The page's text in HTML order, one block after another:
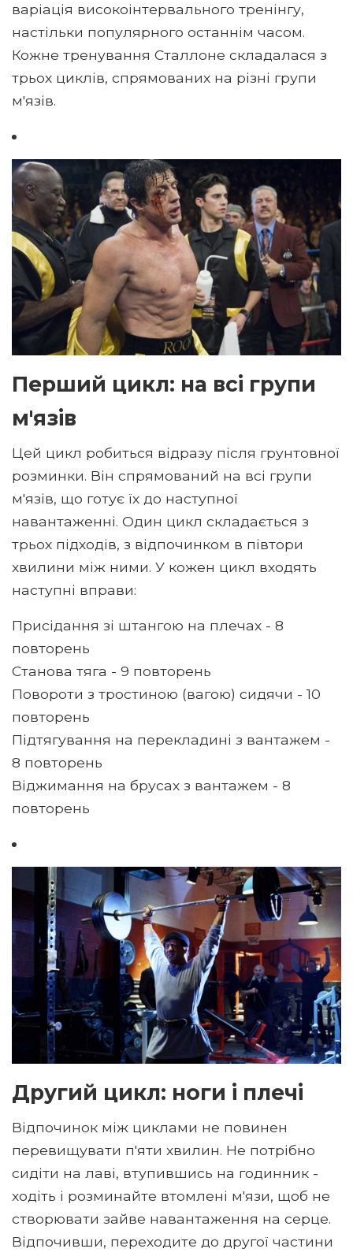
варіація високоінтервального тренінгу,
настільки популярного останнім часом.
Кожне тренування Сталлоне складалася з
трьох циклів, спрямованих на різні групи
м'язів.
Перший цикл: на всі групи
м'язів
Цей цикл робиться відразу після грунтовної
розминки. Він спрямований на всі групи
м'язів, що готує їх до наступної
навантаженні. Один цикл складається з
трьох підходів, з відпочинком в півтори
хвилини між ними. У кожен цикл входять
наступні вправи:
Присідання зі штангою на плечах - 8
повторень
Станова тяга - 9 повторень
Повороти з тростиною (вагою) сидячи - 10
повторень
Підтягування на перекладині з вантажем -
8 повторень
Віджимання на брусах з вантажем - 8
повторень
Другий цикл: ноги і плечі
Відпочинок між циклами не повинен
перевищувати п'яти хвилин. Не потрібно
сидіти на лаві, втупившись на годинник -
ходіть і розминайте втомлені м'язи, щоб не
створювати зайве навантаження на серце.
Відпочивши, переходите до другої частини